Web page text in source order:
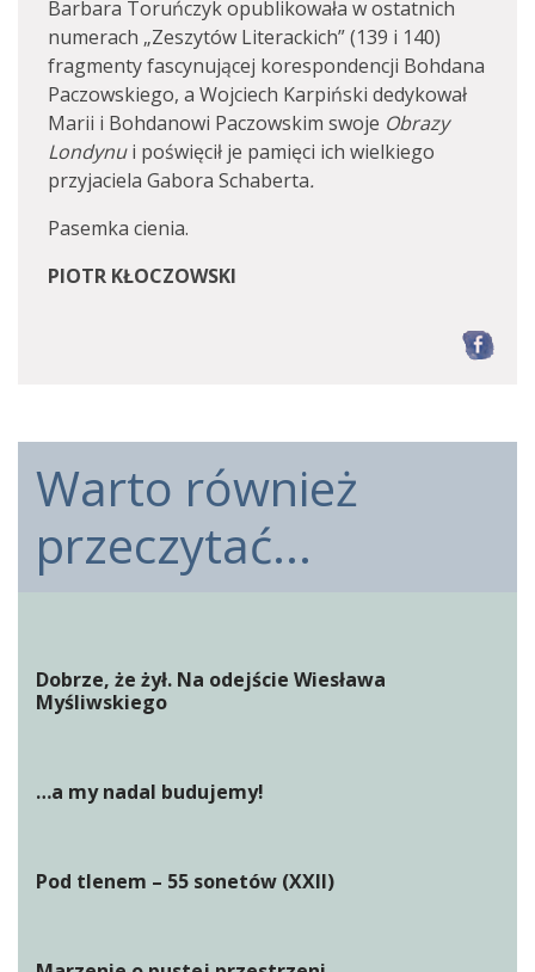
Barbara Toruńczyk opublikowała w ostatnich
numerach „Zeszytów Literackich” (139 i 140)
fragmenty fascynującej korespondencji Bohdana
Paczowskiego, a Wojciech Karpiński dedykował
Marii i Bohdanowi Paczowskim swoje Obrazy
Londynui poświęcił je pamięci ich wielkiego
przyjaciela Gabora Schaberta.
Pasemka cienia.
PIOTR KŁOCZOWSKI
Warto również
przeczytać...
Dobrze, że żył. Na odejście Wiesława
Myśliwskiego
…a my nadal budujemy!
Pod tlenem – 55 sonetów (XXII)